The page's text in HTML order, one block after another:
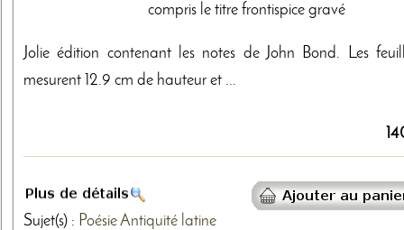
compris le titre frontispice gravé
Jolie édition contenant les notes de John Bond. Les
mesurent 12.9 cm de hauteur et ...
Sujet(s) : PoésieAntiquité latine